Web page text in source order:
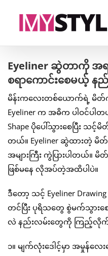
Eyeliner ဆွဲတာကို
စရာကောင်းစေမယ့် နည်
မိန်းကလေးတစ်ယောက်ရဲ့ မိတ်
Eyeliner က အဓိက ပါဝင်ပါ
Shape ပိုပေါ်သွားစေပြီး
တယ်။ Eyeliner ဆွဲထားတဲ့ မိ
အများကြီး ကွဲပြားပါတယ်။
ဖြစ်မနေ လိုအပ်တဲ့အထိပါပဲ။
ဒီတော့ သင့် Eyeliner
တင်ပြီး ပုရိသတွေ စွဲမက်သွာ
လဲ နည်းလမ်းတွေကို ကြည့်လိုက်
၁။ မျက်လုံးဒေါင့်မှာ အမှုန်လ